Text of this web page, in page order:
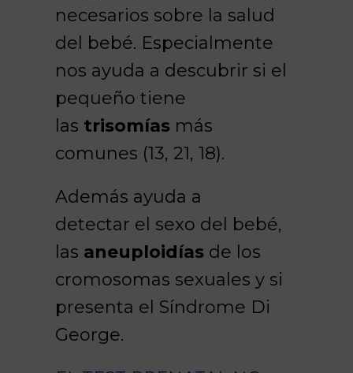
necesarios sobre la salud
del bebé. Especialmente
nos ayuda a descubrir si el
pequeño tiene
las trisomías más
comunes (13, 21, 18).
Además ayuda a
detectar el sexo del bebé,
las aneuploidías de los
cromosomas sexuales y si
presenta el Síndrome Di
George.